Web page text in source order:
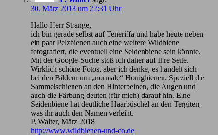
30. März 2018 um 22:31 Uhr
Hallo Herr Strange,
ich bin gerade selbst auf Teneriffa und habe heute neben
ein paar Pelzbienen auch eine weitere Wildbiene
fotografiert, die eventuell eine Seidenbiene sein könnte.
Mit der Google-Suche stoß ich daher auf Ihre Seite.
Wirklich schöne Fotos, aber ich denke, es handelt sich
bei den Bildern um „normale“ Honigbienen. Speziell die
Sammelschienen an den Hinterbeinen, die Augen und
auch die Färbung deuten (für mich) darauf hin. Eine
Seidenbiene hat deutliche Haarbüschel an den Tergiten,
was ihr auch den Namen verleiht.
P. Walter, März 2018
http://www.wildbienen-und-co.de